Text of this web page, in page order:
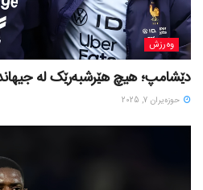
وەرزش
دێشامپ؛ هیچ هێرشبەرێک لە
حوزه‌یران 7, 2025